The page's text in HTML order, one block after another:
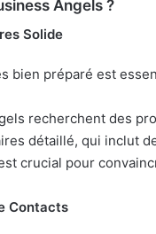
Angels ?
Solide
bien préparé est
recherchent des
détaillé, qui inclut
crucial pour
Contacts